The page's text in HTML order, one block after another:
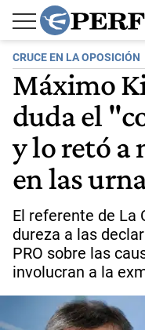
CRUCE EN LA OPOSICIÓN
Máximo
duda el
y lo retó a
en las
El referente de La
dureza a las
PRO sobre las
involucran a la